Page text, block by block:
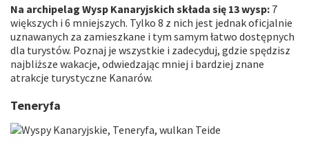
Na archipelag Wysp Kanaryjskich składa się 13 wysp: 7
większych i 6 mniejszych. Tylko 8 z nich jest jednak oficjalnie
uznawanych za zamieszkane i tym samym łatwo dostępnych
dla turystów. Poznaj je wszystkie i zadecyduj, gdzie spędzisz
najbliższe wakacje, odwiedzając mniej i bardziej znane
atrakcje turystyczne Kanarów.
Teneryfa